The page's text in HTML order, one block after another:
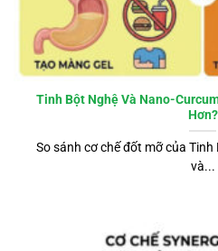
Tinh Bột Nghệ Và Nano-
Hơn?
So sánh cơ chế đốt mỡ của
và...